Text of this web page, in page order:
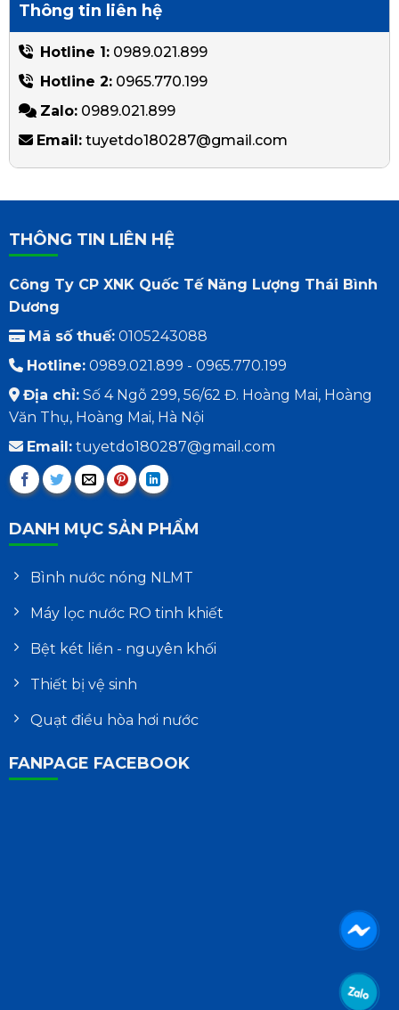
Thông tin liên hệ
Hotline 1:0989.021.899
Hotline 2:0965.770.199
Zalo:0989.021.899
Email:tuyetdo180287@gmail.com
THÔNG TIN LIÊN HỆ
Công Ty CP XNK Quốc Tế Năng Lượng Thái Bình
Dương
Mã số thuế:0105243088
Hotline:0989.021.899 - 0965.770.199
Địa chỉ:Số 4 Ngõ 299, 56/62 Đ. Hoàng Mai, Hoàng
Văn Thụ, Hoàng Mai, Hà Nội
Email:tuyetdo180287@gmail.com
DANH MỤC SẢN PHẨM
Bình nước nóng NLMT
Máy lọc nước RO tinh khiết
Bệt két liền - nguyên khối
Thiết bị vệ sinh
Quạt điều hòa hơi nước
FANPAGE FACEBOOK